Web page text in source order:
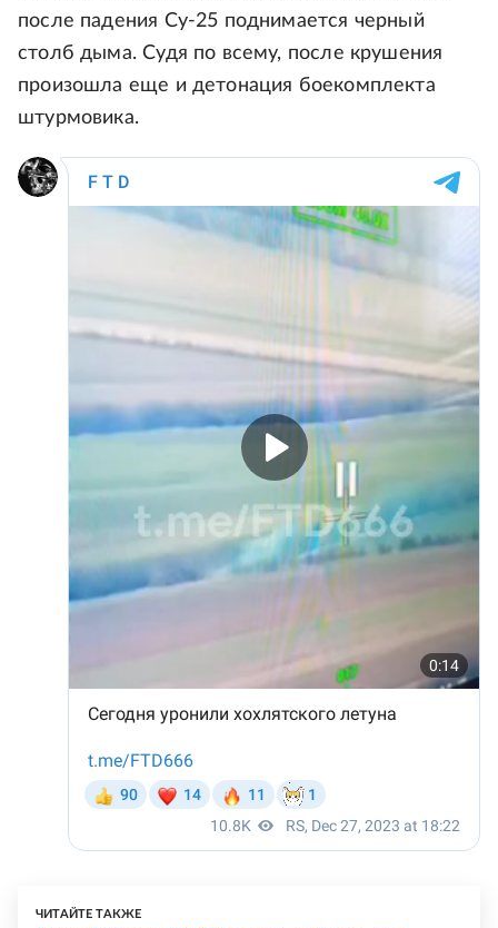
после падения Су-25 поднимается черный
столб дыма. Судя по всему, после крушения
произошла еще и детонация боекомплекта
штурмовика.
ЧИТАЙТЕ ТАКЖЕ